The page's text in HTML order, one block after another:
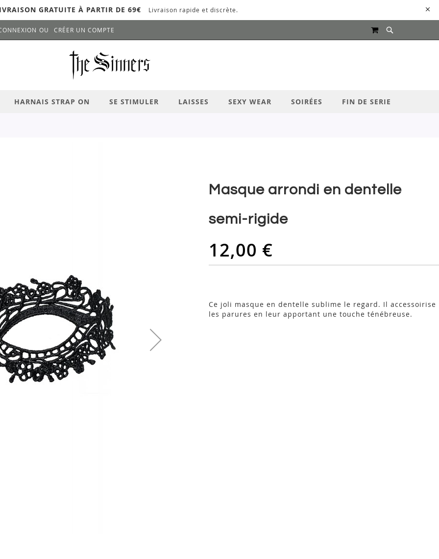
GRATUITE À PARTIR DE 69€ Livraison rapide et discrète.
CRÉER UN COMPTE
LA RECHERCHE # APPUYEZ SUR LA TOUCHE "ENTRER" POUR LANCER LA RECHERCHE
MON PANIER
HARNAIS STRAP ON SE STIMULER LAISSES SEXY WEAR SOIRÉES FIN DE SERIE
Masque arrondi en dentelle
semi-rigide
12,00 €
Ce joli masque en dentelle sublime le regard. Il accessoirise
les parures en leur apportant une touche ténébreuse.